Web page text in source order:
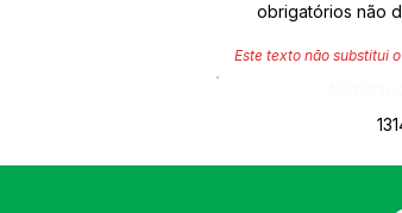
obrigatórios não
Este texto não substitui